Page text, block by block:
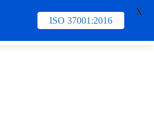
Training & Schedule
ISO 37001:2016
X